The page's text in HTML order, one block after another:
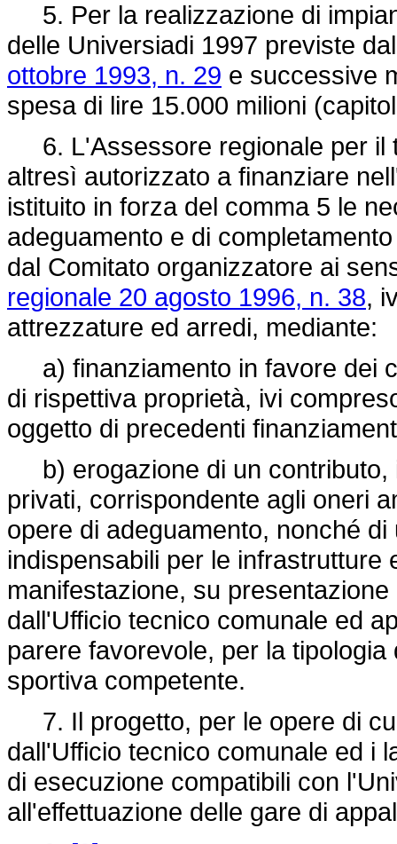
5. Per la realizzazione di
delle Universiadi 1997 previste
ottobre 1993, n. 29 e successive
spesa di lire 15.000 milioni
6. L'Assessore regionale per il
altresì autorizzato a finanziare
istituito in forza del comma 5 le
adeguamento e di
dal Comitato organizzatore ai
regionale 20 agosto 1996, n. 38,
attrezzature ed arredi, mediante:
a) finanziamento in favore dei
di rispettiva proprietà, ivi
oggetto di precedenti
b) erogazione di un contributo,
privati, corrispondente agli oneri
opere di adeguamento, nonché
indispensabili per le infrastrutture
manifestazione, su
dall'Ufficio tecnico comunale ed
parere favorevole, per la
sportiva competente.
7. Il progetto, per le opere di
dall'Ufficio tecnico comunale ed i
di esecuzione compatibili con
all'effettuazione delle gare di